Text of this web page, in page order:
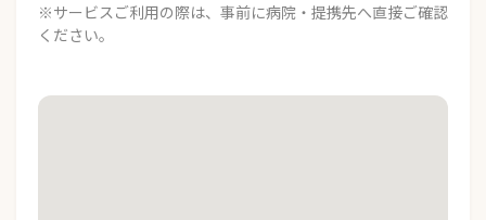
※サービスご利用の際は、事前に病院・提携先へ直接ご確認
ください。